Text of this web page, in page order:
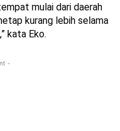
mulai dari daerah
kurang lebih selama
kata Eko.
-